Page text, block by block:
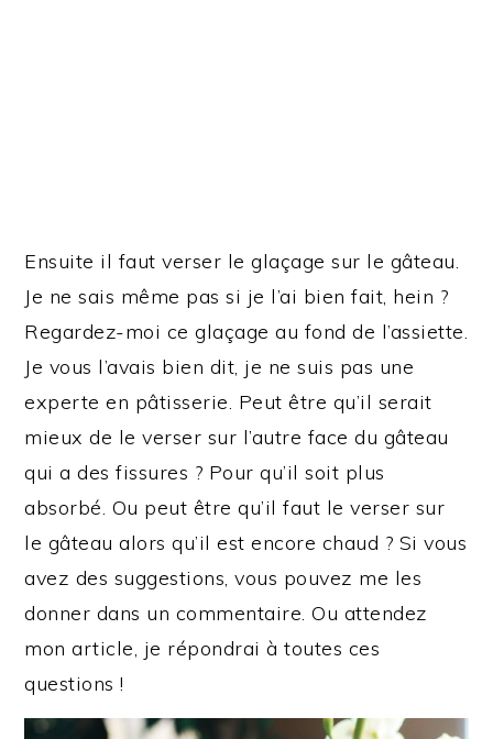
Ensuite il faut verser le glaçage sur le gâteau.
Je ne sais même pas si je l’ai bien fait, hein ?
Regardez-moi ce glaçage au fond de l’assiette.
Je vous l’avais bien dit, je ne suis pas une
experte en pâtisserie. Peut être qu’il serait
mieux de le verser sur l’autre face du gâteau
qui a des fissures ? Pour qu’il soit plus
absorbé. Ou peut être qu’il faut le verser sur
le gâteau alors qu’il est encore chaud ? Si vous
avez des suggestions, vous pouvez me les
donner dans un commentaire. Ou attendez
mon article, je répondrai à toutes ces
questions !